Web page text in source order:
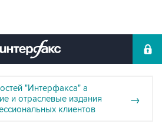
"Интерфакса" а
и отраслевые издания
клиентов
→